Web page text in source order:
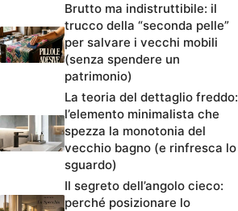
Brutto ma indistruttibile: il
trucco della “seconda pelle”
per salvare i vecchi mobili
(senza spendere un
patrimonio)
La teoria del dettaglio freddo:
l’elemento minimalista che
spezza la monotonia del
vecchio bagno (e rinfresca lo
sguardo)
Il segreto dell’angolo cieco:
perché posizionare lo